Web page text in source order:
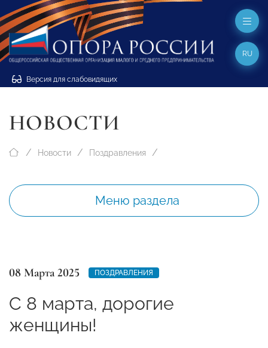
Версия для слабовидящих
RU
НОВОСТИ
Новости Поздравления
Меню раздела
08 Марта 2025 ПОЗДРАВЛЕНИЯ
С 8 марта, дорогие
женщины!